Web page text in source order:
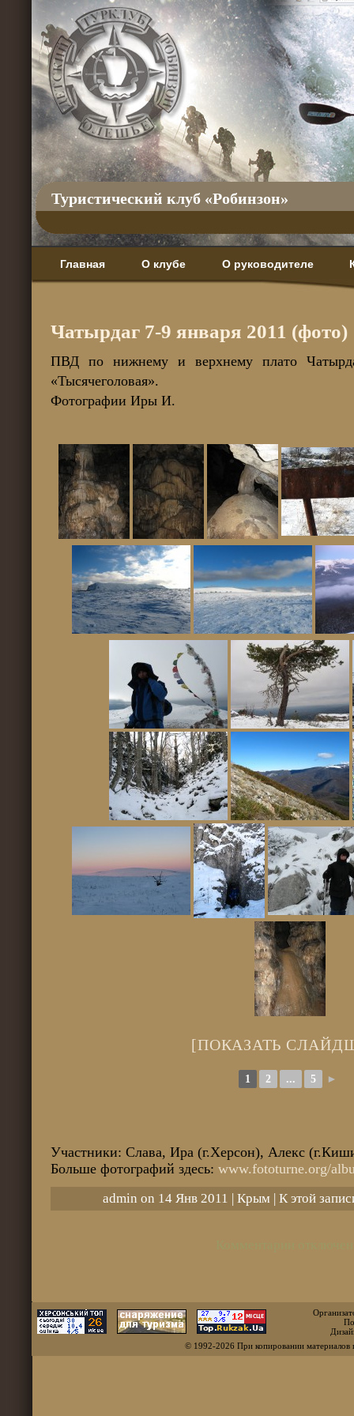
Туристический клуб «Робинзон»
Главная О клубе О руководителе
Чатырдаг 7-9 января 2011 (фото)
ПВД по нижнему и верхнему плато
«Тысячеголовая».
Фотографии Иры И.
[ПОКАЗАТЬ
1 2 ... 5 ►
Участники: Слава, Ира (г.Херсон), Алекс
Больше фотографий здесь:www.fototurne.org/
admin on 14 Янв 2011 | Крым| К этой
© 1992-2026 При копировании материалов